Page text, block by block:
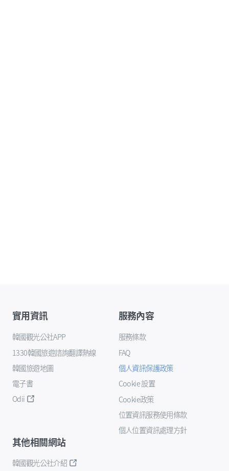
實用資訊
韓國觀光公社APP
1330韓國旅遊諮詢翻譯熱線
韓國旅遊地圖
電子書
Odii
服務內容
服務條款
FAQ
個人資訊保護政策
Cookie 設置
Cookie政策
位置資訊服務使用條款
個人位置資訊處理方針
其他相關網站
韓國觀光公社介紹